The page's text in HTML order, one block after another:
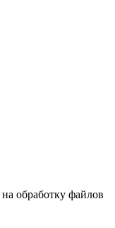
обработку файлов